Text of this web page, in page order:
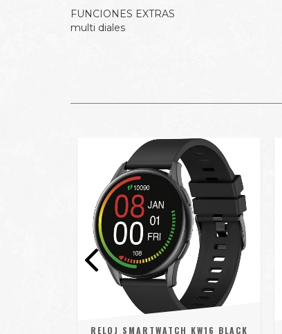
FUNCIONES EXTRAS
multi diales
RELOJ SMARTWATCH KW16 BLACK